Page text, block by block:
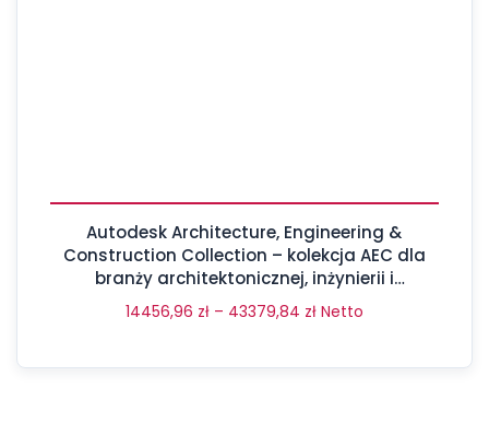
Autodesk Architecture, Engineering &
Construction Collection – kolekcja AEC dla
branży architektonicznej, inżynierii i
budownictwa
14456,96 zł – 43379,84 zł Netto